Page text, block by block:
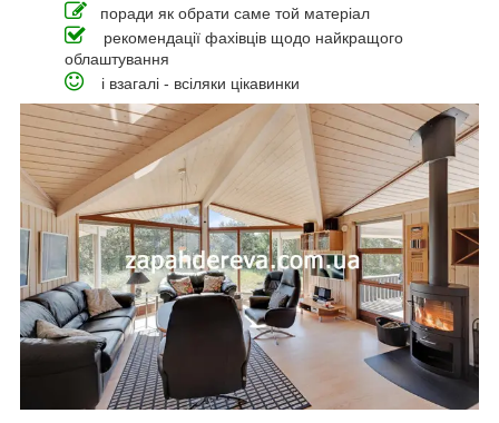
поради як обрати саме той матеріал
рекомендації фахівців щодо найкращого
облаштування
і взагалі - всіляки цікавинки